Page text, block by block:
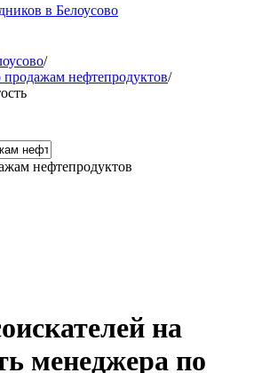
в Белоусово
/
нефтепродуктов/
нефтепродуктов
на
менеджера по